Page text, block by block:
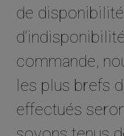
de
commande,
les plus brefs
effectués